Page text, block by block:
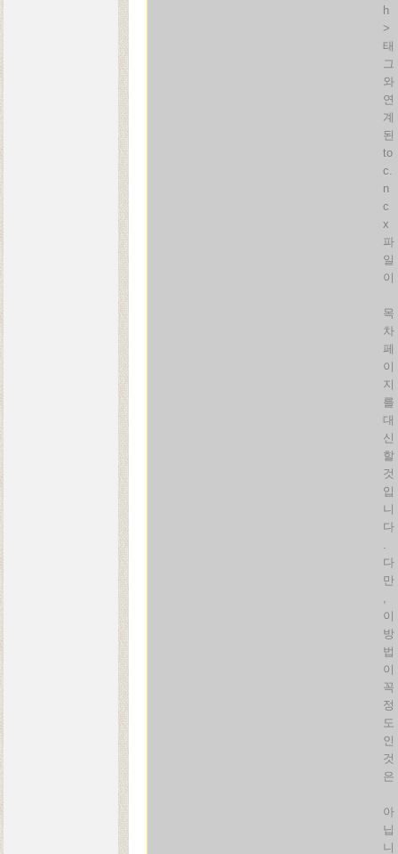
h
>
태
그
와
연
계
된
to
c.
n
c
x
파
일
이
목
차
페
이
지
를
대
신
할
것
입
니
다
.
다
만
,
이
방
법
이
꼭
정
도
인
것
은
아
닙
니